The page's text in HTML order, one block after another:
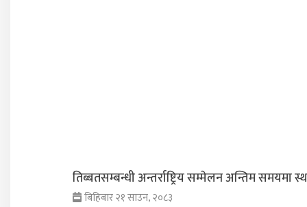
तिब्बतसम्बन्धी अन्तर्राष्ट्रिय सम्मेलन अन्तिम समयमा
बिहिबार २१ साउन, २०८३